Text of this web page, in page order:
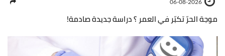
06-08-2026
موجة الحرّ تكبّر في العمر ؟ دراسة جديدة صادمة!